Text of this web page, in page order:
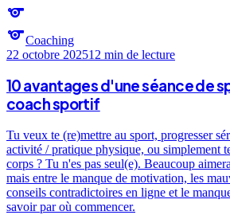
sports
sportsCoaching
22 octobre 202512 min de lecture
10 avantages d'une séance de
coach sportif
Tu veux te (re)mettre au sport, progresser
activité / pratique physique, ou simplement
corps ? Tu n'es pas seul(e). Beaucoup
mais entre le manque de motivation, les
conseils contradictoires en ligne et le
savoir par où commencer.